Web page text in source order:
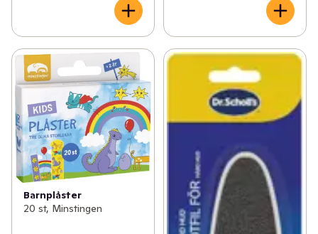
Barnplåster
20 st, Minstingen